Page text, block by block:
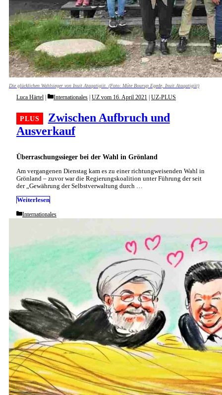
Die glücklichen Wahlsieger von Inuit Ataqatigiit. (Foto: Múte Bourup Egede, Inuit Ataqatigiit)
Überraschungssieger bei der Wahl in Grönland
Zwischen Aufbruch und
Ausverkauf
Luca Härtel Categories
Internationales | UZ vom 16. April 2021 | UZ-PLUS
Am vergangenen Dienstag kam es zu einer richtungweisenden Wahl in
Grönland – zuvor war die Regierungskoalition unter Führung der seit
der „Gewährung der Selbstverwaltung durch …
Weiterlesen
Categories
Internationales